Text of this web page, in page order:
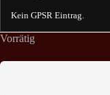
Kein GPSR Eintrag.
Vorrätig